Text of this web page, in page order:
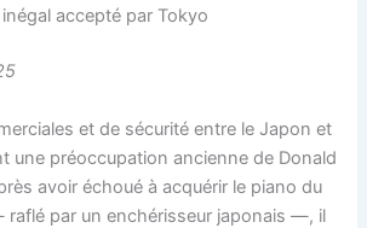
accepté par Tokyo
et de sécurité entre le Japon et
une préoccupation ancienne de Donald
avoir échoué à acquérir le piano du
par un enchérisseur japonais —, il